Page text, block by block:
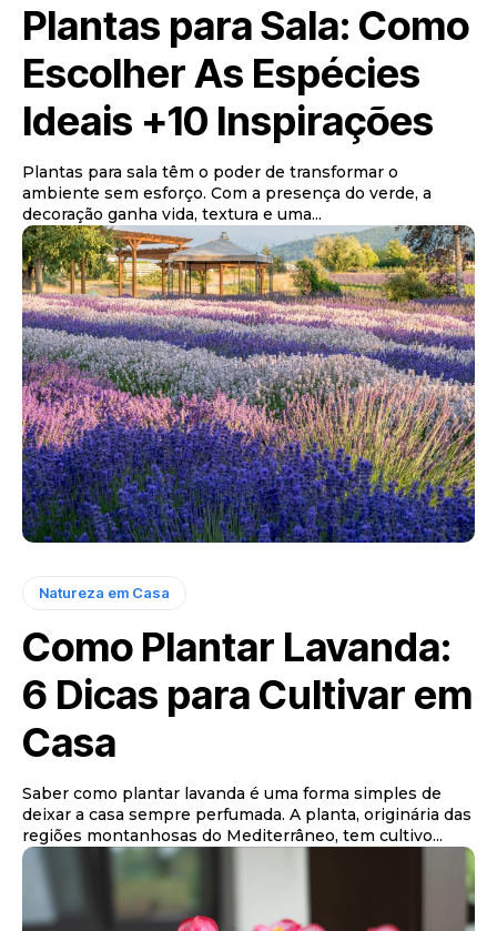
Plantas para Sala: Como
Escolher As Espécies
Ideais +10 Inspirações
Plantas para sala têm o poder de transformar o
ambiente sem esforço. Com a presença do verde, a
decoração ganha vida, textura e uma...
Natureza em Casa
Como Plantar Lavanda:
6 Dicas para Cultivar em
Casa
Saber como plantar lavanda é uma forma simples de
deixar a casa sempre perfumada. A planta, originária das
regiões montanhosas do Mediterrâneo, tem cultivo...